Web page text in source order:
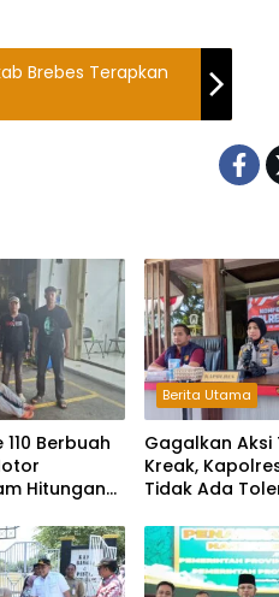
Brebes Terapkan
Berbuah
Hitungan
Berita Utama
Gagalkan
Kreak,
Tidak Ada
Kejahatan